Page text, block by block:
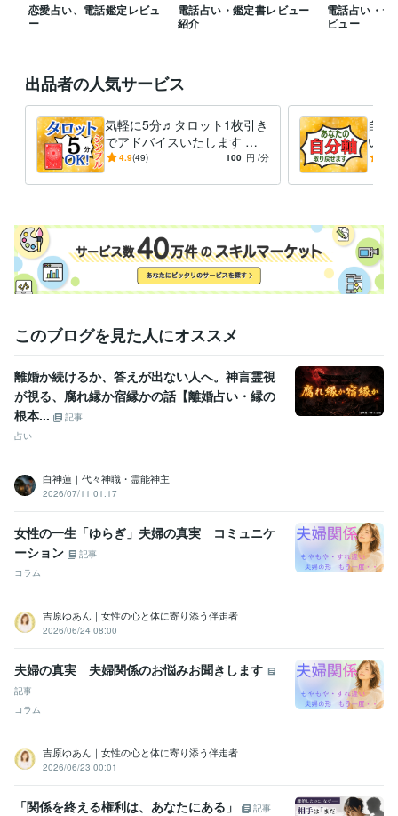
基本待機予定
【電話・チャット】平日平日10：00～17：00　20:30～25:00
願いします。
土曜日：10:30～17:00  20:30-25:00
日曜日：10:30~17:00
24時間メッセージは受け付けてます
「こんなことについて聴いて欲しい」など
気軽に問い合わせください。(#^_^#)
Webサービス・制作 / Webコンテンツ企画・編集 経験年数 : 2年
経営・マネジメント / 経営者・CEO・COO 経験年数 : 18年
ココナラスタート1ヶ月【お気に入り85件】いただきました！
ラスタート1ヶ月シルバーランク♪皆様のおかげです
ォロワー100人達成！ありがとうございます。 ココナラスタート3ヶ
月でゴールドランク達成！ご縁に多謝
ココナラスタート半年で販売
数100達成！ご縁に感謝
普通自動車運転免許 取得年 : 1988年
エクセルmos2016
得意分野
悩み相談・カウンセリング
恋愛・対人関係｜相談・愚痴・話し相手
婚外恋愛・不倫・誰にも言えない秘密の恋愛
40代からの婚活の悩
占い 【彼の気持ちを知りたい】タロット
し】タロット 【彼の浮気・どうしたらいい？】タロット
性】九星気学・個性心理学 夫婦関係修復or離婚｜九星気学・四柱推命
適職・天職を九星気学と四柱推命で導きます
離婚
九星気学
恋愛占い、電話鑑定レビュ
ー
電話占い・鑑定書レビュー
紹介
電話占い・テ
ビュー
出品者の人気サービス
気軽に5分♬タロット1枚引き
でアドバイスいたします 彼
の気持ち・婚外恋愛・転職・
光浄化
4.9(49) 100 円 /分
自己
い生
たの
す！
このブログを見た人にオススメ
離婚か続けるか、答えが出ない人へ。神言霊視
が視る、腐れ縁か宿縁かの話【離婚占い・縁の
根本...
記事
占い
白神蓮｜代々神職・霊能神主
2026/07/11 01:17
女性の一生「ゆらぎ」夫婦の真実 コミュニケ
ーション
記事
コラム
吉原ゆあん｜女性の心と体に寄り添う伴走者
2026/06/24 08:00
夫婦の真実 夫婦関係のお悩みお聞きします
記事
コラム
吉原ゆあん｜女性の心と体に寄り添う伴走者
2026/06/23 00:01
「関係を終える権利は、あなたにある」
記事